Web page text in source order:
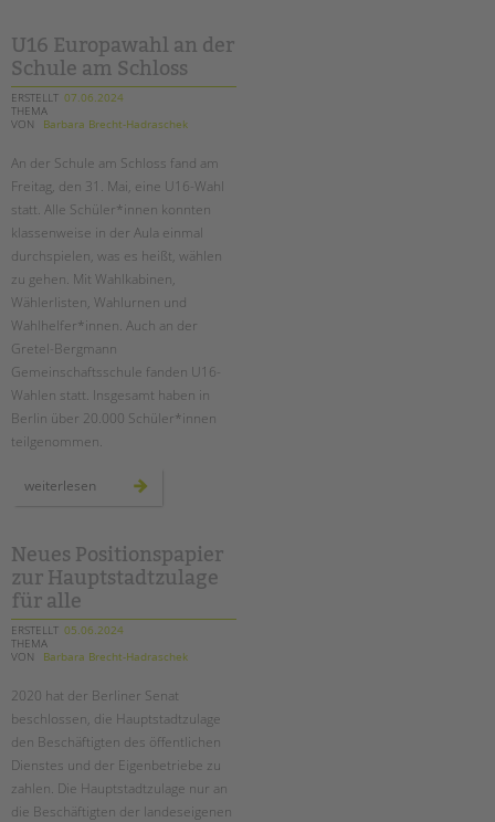
Seminarkalender
Seminarräume
STADTTEILARBEIT
PROFIL | LEITBILD
Bereiche im Überblick
Kinder- und Jugendschutz
Unsere Videos
Gesellschafter VdK
schoolcoach BTL
tandem international
KARRIERE
Stellenangebote
tandem als Arbeitgeberin
NEWS/BLOG
Briefe an Kai
PRESSE
KONTAKT
Impressum
Datenschutz
Hinweisgebersystem
Intranet
U16 Europawahl an der
Schule am Schloss
ERSTELLT 07.06.2024
THEMA
VON
Barbara Brecht-Hadraschek
An der Schule am Schloss fand am
Freitag, den 31. Mai, eine U16-Wahl
statt. Alle Schüler*innen konnten
klassenweise in der Aula einmal
durchspielen, was es heißt, wählen
zu gehen. Mit Wahlkabinen,
Wählerlisten, Wahlurnen und
Wahlhelfer*innen. Auch an der
Gretel-Bergmann
Gemeinschaftsschule fanden U16-
Wahlen statt. Insgesamt haben in
Berlin über 20.000 Schüler*innen
teilgenommen.
weiterlesen
europawahl
am
schloss
Neues Positionspapier
zur Hauptstadtzulage
für alle
ERSTELLT 05.06.2024
THEMA
VON
Barbara Brecht-Hadraschek
2020 hat der Berliner Senat
beschlossen, die Hauptstadtzulage
den Beschäftigten des öffentlichen
Dienstes und der Eigenbetriebe zu
zahlen. Die Hauptstadtzulage nur an
die Beschäftigten der landeseigenen